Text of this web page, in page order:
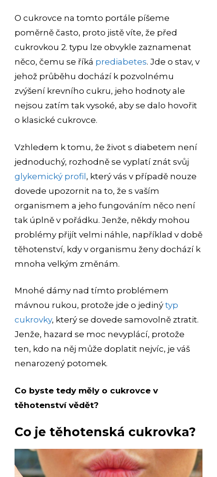
O cukrovce na tomto portále píšeme
poměrně často, proto jistě víte, že před
cukrovkou 2. typu lze obvykle zaznamenat
něco, čemu se říká prediabetes. Jde o stav, v
jehož průběhu dochází k pozvolnému
zvýšení krevního cukru, jeho hodnoty ale
nejsou zatím tak vysoké, aby se dalo hovořit
o klasické cukrovce.
Vzhledem k tomu, že život s diabetem není
jednoduchý, rozhodně se vyplatí znát svůj
glykemický profil, který vás v případě nouze
dovede upozornit na to, že s vaším
organismem a jeho fungováním něco není
tak úplně v pořádku. Jenže, někdy mohou
problémy přijít velmi náhle, například v době
těhotenství, kdy v organismu ženy dochází k
mnoha velkým změnám.
Mnohé dámy nad tímto problémem
mávnou rukou, protože jde o jediný typ
cukrovky, který se dovede samovolně ztratit.
Jenže, hazard se moc nevyplácí, protože
ten, kdo na něj může doplatit nejvíc, je váš
nenarozený potomek.
Co byste tedy měly o cukrovce v
těhotenství vědět?
Co je těhotenská cukrovka?